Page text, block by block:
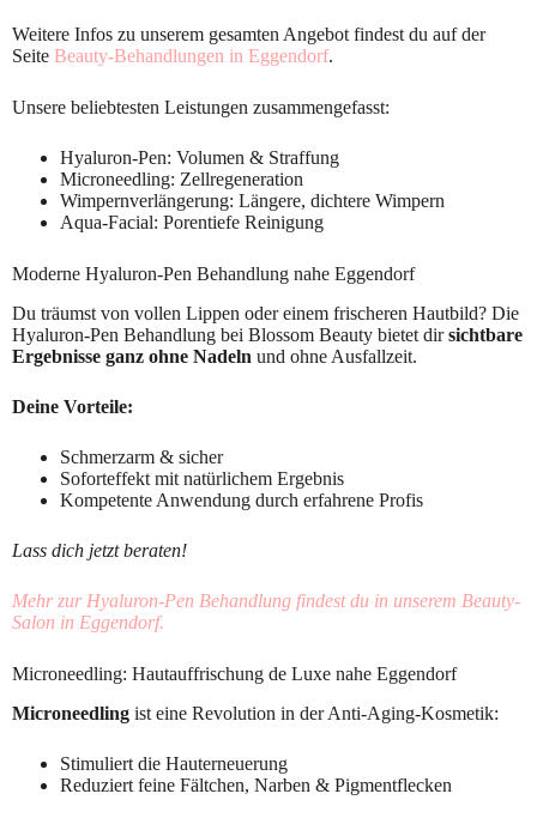
Weitere Infos zu unserem gesamten Angebot findest du auf der
Seite Beauty-Behandlungen in Eggendorf.
Unsere beliebtesten Leistungen zusammengefasst:
Hyaluron-Pen: Volumen & Straffung
Microneedling: Zellregeneration
Wimpernverlängerung: Längere, dichtere Wimpern
Aqua-Facial: Porentiefe Reinigung
Moderne Hyaluron-Pen Behandlung nahe Eggendorf
Du träumst von vollen Lippen oder einem frischeren Hautbild? Die
Hyaluron-Pen Behandlung bei Blossom Beauty bietet dirsichtbare
Ergebnisse ganz ohne Nadeln und ohne Ausfallzeit.
Deine Vorteile:
Schmerzarm & sicher
Soforteffekt mit natürlichem Ergebnis
Kompetente Anwendung durch erfahrene Profis
Lass dich jetzt beraten!
Mehr zur Hyaluron-Pen Behandlung findest du in unserem Beauty-
Salon in Eggendorf.
Microneedling: Hautauffrischung de Luxe nahe Eggendorf
Microneedling ist eine Revolution in der Anti-Aging-Kosmetik:
Stimuliert die Hauterneuerung
Reduziert feine Fältchen, Narben & Pigmentflecken